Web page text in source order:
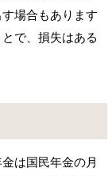
場合もあります
で、損失はある
は国民年金の月